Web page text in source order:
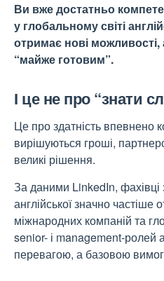
Ви вже достатньо
у глобальному світі
отримає нові
“майже готовим”.
І це не про “знати
Це про здатність впевнено
вирішуються гроші,
великі рішення.
За даними LinkedIn, фахівці
англійської значно частіше
міжнародних компаній та
senior- і management-ролей
перевагою, а базовою